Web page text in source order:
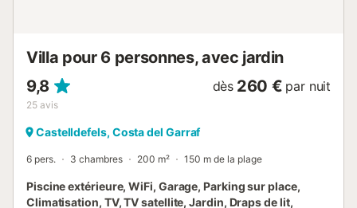
Villa pour 6 personnes, avec jardin
9,8
25 avis
dès 260 € par nuit
Castelldefels, Costa del Garraf
6 pers. 3 chambres 200 m² 150 m de la plage
Piscine extérieure, WiFi, Garage, Parking sur place,
Climatisation, TV, TV satellite, Jardin, Draps de lit,